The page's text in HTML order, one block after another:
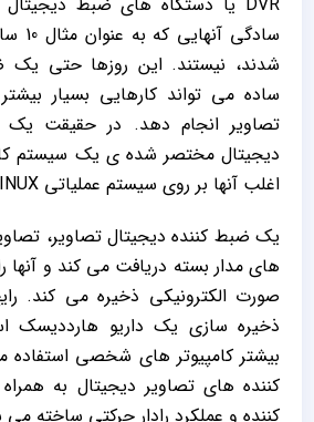
شدند، نیستند. این روزها حتی یک
ساده می تواند کارهایی بسیار
تصاویر انجام دهد. در حقیقت یک
دیجیتال مختصر شده ی یک سیستم
اغلب آنها بر روی سیستم عملیاتی LINUX عمل می کنند.
یک ضبط کننده دیجیتال تصاویر،
های مدار بسته دریافت می کند و آنها
صورت الکترونیکی ذخیره می کند.
ذخیره سازی یک داریو هارددیسک
بیشتر کامپیوتر های شخصی
کننده و عملکرد رادار حرکتی ساخته